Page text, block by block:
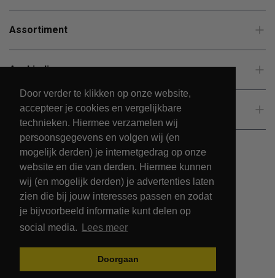
Door verder te klikken op onze website,
accepteer je cookies en vergelijkbare
technieken. Hiermee verzamelen wij
persoonsgegevens en volgen wij (en
mogelijk derden) je internetgedrag op onze
website en die van derden. Hiermee kunnen
wij (en mogelijk derden) je advertenties laten
zien die bij jouw interesses passen en zodat
je bijvoorbeeld informatie kunt delen op
social media.
Lees meer
Doorgaan
Assortiment
Aanbiedingen
Klantenservice
© 2026 - PetsPark.nl.